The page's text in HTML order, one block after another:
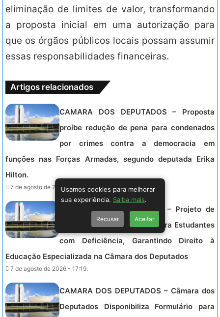
eliminação de limites de valor, transformando
a proposta inicial em uma autorização para
que os órgãos públicos locais possam assumir
essas responsabilidades financeiras.
Artigos relacionados
CAMARA DOS DEPUTADOS – Proposta
proíbe redução de pena para condenados
por crimes contra a democracia em
funções nas Forças Armadas, segundo deputada Erika
Hilton.
7 de agosto de 2026 - 17:31.
CAMARA DOS DEPUTADOS – Projeto de
Lei Inova Inclusão Escolar para Estudantes
com Deficiência, Garantindo Direito à
Educação Especializada na Câmara dos Deputados
7 de agosto de 2026 - 17:19.
CAMARA DOS DEPUTADOS – Câmara dos
Deputados Disponibiliza Formulário para
Usamos cookies para melhorar
sua experiência. Saiba mais
Recusar Aceitar